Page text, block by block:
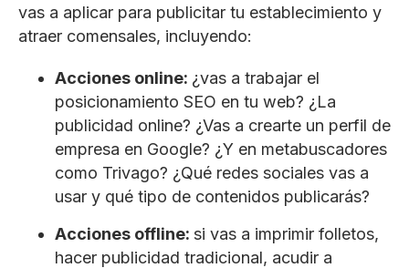
vas a aplicar para publicitar tu establecimiento y
atraer comensales, incluyendo:
Acciones online: ¿vas a trabajar el
posicionamiento SEO en tu web? ¿La
publicidad online? ¿Vas a crearte un perfil de
empresa en Google? ¿Y en metabuscadores
como Trivago? ¿Qué redes sociales vas a
usar y qué tipo de contenidos publicarás?
Acciones offline: si vas a imprimir folletos,
hacer publicidad tradicional, acudir a